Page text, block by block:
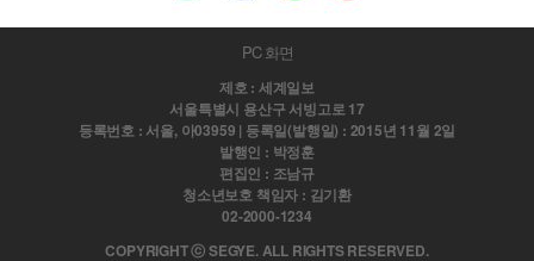
PC 화면
제호 : 세계일보
서울특별시 용산구 서빙고로 17
등록번호 : 서울, 아03959 | 등록일(발행일) : 2015년 11월 2일
발행인 : 박정훈
편집인 : 조남규
청소년보호 책임자 : 김기환
02-2000-1234
COPYRIGHT ⓒ SEGYE. ALL RIGHTS RESERVED.